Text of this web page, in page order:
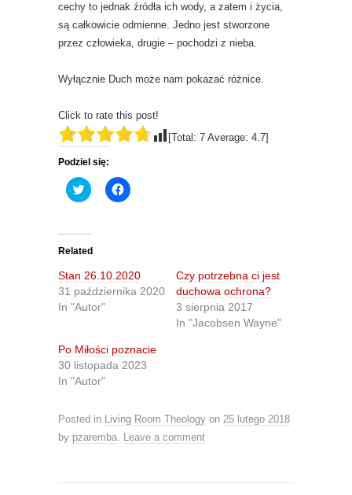
cechy to jednak źródła ich wody, a zatem i życia,
są całkowicie odmienne. Jedno jest stworzone
przez człowieka, drugie – pochodzi z nieba.
Wyłącznie Duch może nam pokazać różnice.
Click to rate this post!
[Total: 7 Average: 4.7]
Podziel się:
C
l
t
o
h
a
r
o
i
t
t
e
O
p
e
n
n
C
l
h
a
r
c
e
b
O
p
e
n
Related
Stan 26.10.2020
31 października 2020
In "Autor"
Czy potrzebna ci jest
duchowa ochrona?
3 sierpnia 2017
In "Jacobsen Wayne"
Po Miłości poznacie
30 listopada 2023
In "Autor"
Posted in Living Room Theology on 25 lutego 2018
by pzaremba. Leave a comment